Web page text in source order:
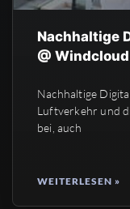
Nachhaltige
@
Nachhaltige
Luftverkehr und
bei, auch
WEITERLESEN »